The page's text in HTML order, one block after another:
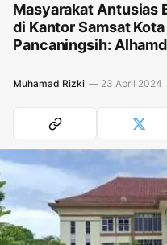
Masyarakat Antusias
di Kantor Samsat
Pancaningsih:
Muhamad Rizki 23 April 2024